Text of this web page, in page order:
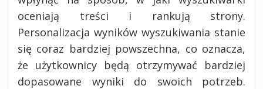
oceniają treści i rankują strony.
Personalizacja wyników wyszukiwania stanie
się coraz bardziej powszechna, co oznacza,
że użytkownicy będą otrzymywać bardziej
dopasowane wyniki do swoich potrzeb.